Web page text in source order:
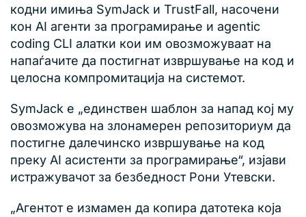
кодни имиња SymJack и TrustFall, насочени
кон AI агенти за програмирање и agentic
coding CLI алатки кои им овозможуваат на
напаѓачите да постигнат извршување на код и
целосна компромитација на системот.
SymJack е „единствен шаблон за напад кој му
овозможува на злонамерен репозиториум да
постигне далечинско извршување на код
преку AI асистенти за програмирање“, изјави
истражувачот за безбедност Рони Утевски.
„Агентот е измамен да копира датотека која